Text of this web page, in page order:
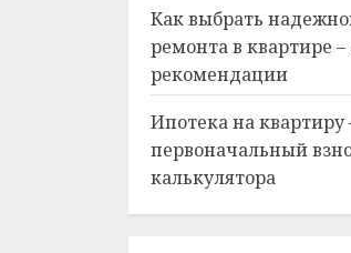
Как выбрать
ремонта в квартире
рекомендации
Ипотека на квартиру
первоначальный
калькулятора